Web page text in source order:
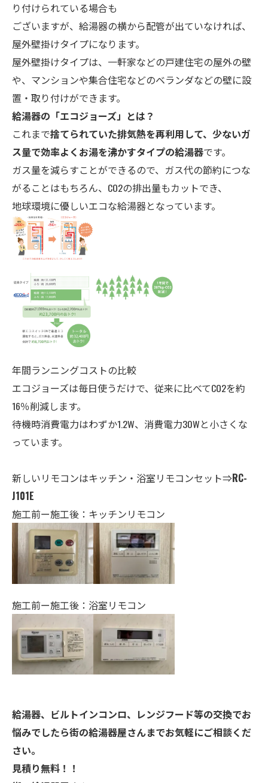
り付けられている場合も
ございますが、給湯器の横から配管が出ていなければ、
屋外壁掛けタイプになります。
屋外壁掛けタイプは、一軒家などの戸建住宅の屋外の壁
や、マンションや集合住宅などのベランダなどの壁に設
置・取り付けができます。
給湯器の「エコジョーズ」とは？
これまで捨てられていた排気熱を再利用して、少ないガ
ス量で効率よくお湯を沸かすタイプの給湯器です。
ガス量を減らすことができるので、ガス代の節約につな
がることはもちろん、CO2の排出量もカットでき、
地球環境に優しいエコな給湯器となっています。
年間ランニングコストの比較
エコジョーズは毎日使うだけで、従来に比べてCO2を約
16％削減します。
待機時消費電力はわずか1.2W、消費電力30Wと小さくな
っています。
新しいリモコンはキッチン・ 浴室リモコンセット⇒RC-
J101E
施工前ー施工後：キッチンリモコン
施工前ー施工後：浴室リモコン
給湯器、ビルトインコンロ、レンジフード等の交換でお
悩みでしたら街の給湯器屋さんまでお気軽にご相談くだ
さい。
見積り無料！！